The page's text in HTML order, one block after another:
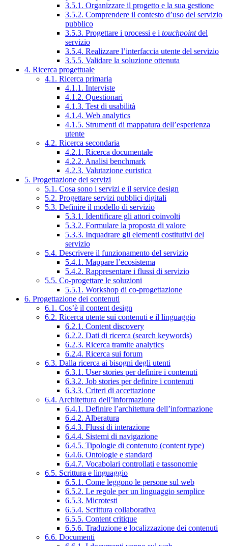
3.5.1. Organizzare il progetto e la sua gestione
3.5.2. Comprendere il contesto d’uso del servizio
pubblico
3.5.3. Progettare i processi e i touchpointdel
servizio
3.5.4. Realizzare l’interfaccia utente del servizio
3.5.5. Validare la soluzione ottenuta
4. Ricerca progettuale
4.1. Ricerca primaria
4.1.1. Interviste
4.1.2. Questionari
4.1.3. Test di usabilità
4.1.4. Web analytics
4.1.5. Strumenti di mappatura dell’esperienza
utente
4.2. Ricerca secondaria
4.2.1. Ricerca documentale
4.2.2. Analisi benchmark
4.2.3. Valutazione euristica
5. Progettazione dei servizi
5.1. Cosa sono i servizi e il service design
5.2. Progettare servizi pubblici digitali
5.3. Definire il modello di servizio
5.3.1. Identificare gli attori coinvolti
5.3.2. Formulare la proposta di valore
5.3.3. Inquadrare gli elementi costitutivi del
servizio
5.4. Descrivere il funzionamento del servizio
5.4.1. Mappare l’ecosistema
5.4.2. Rappresentare i flussi di servizio
5.5. Co-progettare le soluzioni
5.5.1. Workshop di co-progettazione
6. Progettazione dei contenuti
6.1. Cos’è il content design
6.2. Ricerca utente sui contenuti e il linguaggio
6.2.1. Content discovery
6.2.2. Dati di ricerca (search keywords)
6.2.3. Ricerca tramite analytics
6.2.4. Ricerca sui forum
6.3. Dalla ricerca ai bisogni degli utenti
6.3.1. User stories per definire i contenuti
6.3.2. Job stories per definire i contenuti
6.3.3. Criteri di accettazione
6.4. Architettura dell’informazione
6.4.1. Definire l’architettura dell’informazione
6.4.2. Alberatura
6.4.3. Flussi di interazione
6.4.4. Sistemi di navigazione
6.4.5. Tipologie di contenuto (content type)
6.4.6. Ontologie e standard
6.4.7. Vocabolari controllati e tassonomie
6.5. Scrittura e linguaggio
6.5.1. Come leggono le persone sul web
6.5.2. Le regole per un linguaggio semplice
6.5.3. Microtesti
6.5.4. Scrittura collaborativa
6.5.5. Content critique
6.5.6. Traduzione e localizzazione dei contenuti
6.6. Documenti